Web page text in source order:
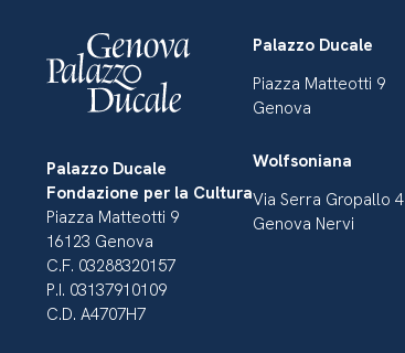
Palazzo Ducale
Fondazione per la Cultura
Piazza Matteotti 9
16123 Genova
C.F. 03288320157
P.I. 03137910109
C.D. A4707H7
Palazzo Ducale
Piazza Matteotti 9
Genova
Wolfsoniana
Via Serra Gropallo 4
Genova Nervi